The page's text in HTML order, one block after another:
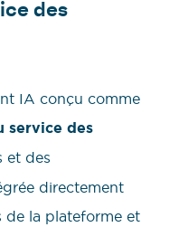
des
IA conçu comme
service des
et des
directement
de la plateforme et